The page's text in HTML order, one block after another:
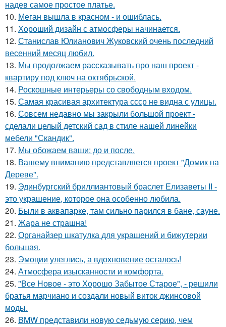
надев самое простое платье.
10. Меган вышла в красном - и ошиблась.
11. Хороший дизайн с атмосферы начинается.
12. Станислав Юлианович Жуковский очень последний
весенний месяц любил.
13. Мы продолжаем рассказывать про наш проект -
квартиру под ключ на октябрьской.
14. Роскошные интерьеры со свободным входом.
15. Самая красивая архитектура ссср не видна с улицы.
16. Совсем недавно мы закрыли большой проект -
сделали целый детский сад в стиле нашей линейки
мебели "Скандик".
17. Мы обожаем ваши: до и после.
18. Вашему вниманию представляется проект "Домик на
Дереве".
19. Эдинбургский бриллиантовый браслет Елизаветы II -
это украшение, которое она особенно любила.
20. Были в аквапарке, там сильно парился в бане, сауне.
21. Жара не страшна!
22. Органайзер шкатулка для украшений и бижутерии
большая.
23. Эмоции улеглись, а вдохновение осталось!
24. Атмосфера изысканности и комфорта.
25. "Все Новое - это Хорошо Забытое Старое", - решили
братья марчиано и создали новый виток джинсовой
моды.
26. BMW представили новую седьмую серию, чем